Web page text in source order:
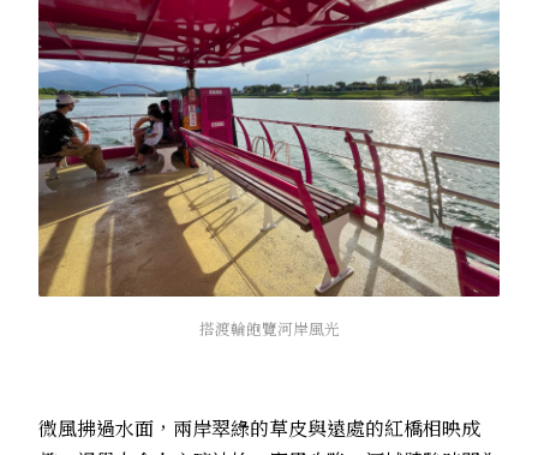
搭渡輪飽覽河岸風光
微風拂過水面，兩岸翠綠的草皮與遠處的紅橋相映成